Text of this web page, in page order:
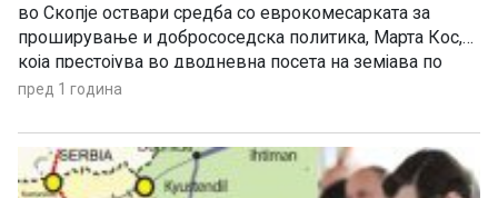
во Скопје оствари средба со еврокомесарката за
проширување и добрососедска политика, Марта Кос,
која престојува во дводневна посета на земјава по
повод лидерскиот самит на Европската Унија и
европската перспектива на регионот, со фокус на
спроведувањето на реформите, реализацијата на
Планот за […]
пред 1 година